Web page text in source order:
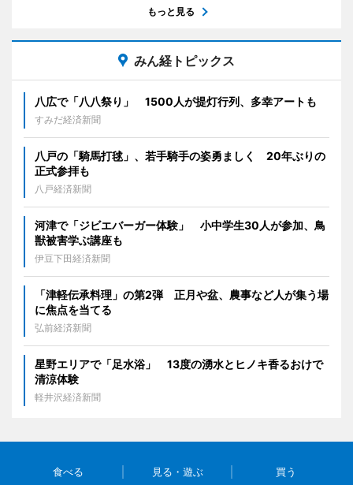
もっと見る
みん経トピックス
八広で「八八祭り」 1500人が提灯行列、多幸アートも
すみだ経済新聞
八戸の「騎馬打毬」、若手騎手の姿勇ましく 20年ぶりの
正式参拝も
八戸経済新聞
河津で「ジビエバーガー体験」 小中学生30人が参加、鳥
獣被害学ぶ講座も
伊豆下田経済新聞
「津軽伝承料理」の第2弾 正月や盆、農事など人が集う場
に焦点を当てる
弘前経済新聞
星野エリアで「足水浴」 13度の湧水とヒノキ香るおけで
清涼体験
軽井沢経済新聞
食べる 見る・遊ぶ 買う